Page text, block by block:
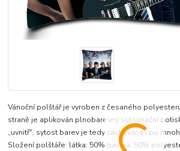
Vánoční polštář je vyroben z česaného
straně je aplikován plnobarevný sublimační
„uvnitř", sytost barev je tedy zachována i po
Složení polštáře: látka: 50% bavlna, 50%